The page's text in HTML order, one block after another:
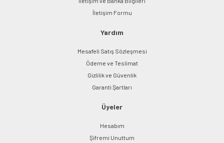
Gönder
İletişim Formu
Yardım
Mesafeli Satış Sözleşmesi
Ödeme ve Teslimat
Gizlilik ve Güvenlik
Garanti Şartları
Üyeler
Hesabım
Şifremi Unuttum